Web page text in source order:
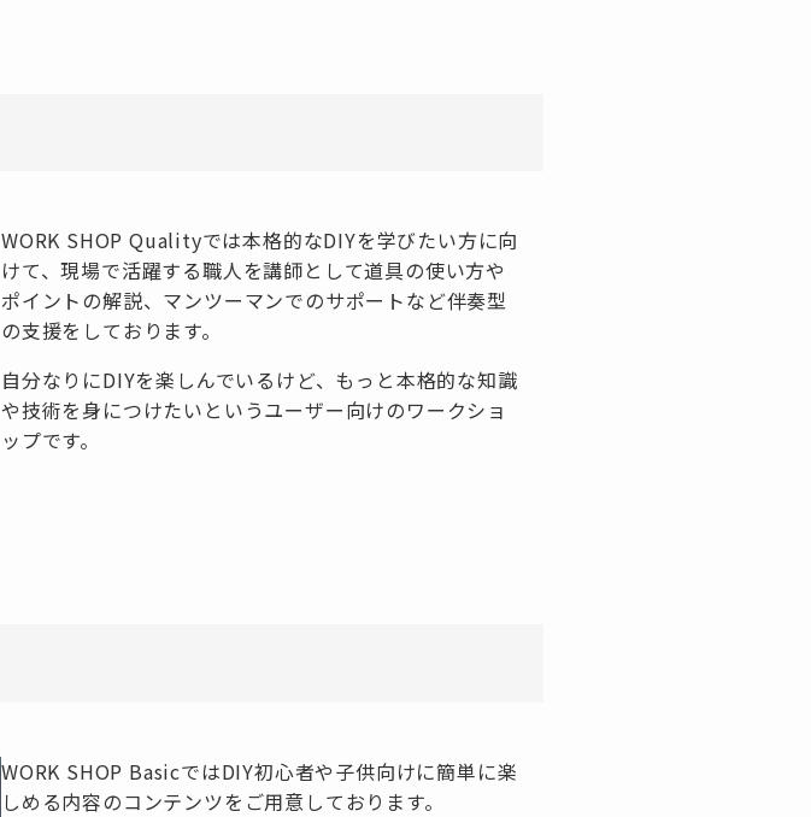
WORK SHOP Qualityでは本格的なDIYを学びたい方に向
けて、現場で活躍する職人を講師として道具の使い方や
ポイントの解説、マンツーマンでのサポートなど伴奏型
の支援をしております。
自分なりにDIYを楽しんでいるけど、もっと本格的な知識
や技術を身につけたいというユーザー向けのワークショ
ップです。
WORK SHOP BasicではDIY初心者や子供向けに簡単に楽
しめる内容のコンテンツをご用意しております。